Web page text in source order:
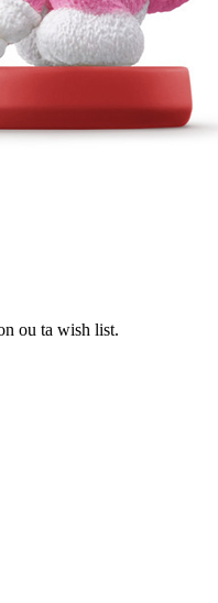
ou ta wish list.